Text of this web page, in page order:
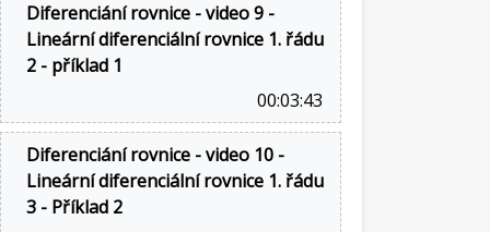
Diferenciání rovnice - video 9 -
Lineární diferenciální rovnice 1. řádu
2 - příklad 1
00:03:43
Diferenciání rovnice - video 10 -
Lineární diferenciální rovnice 1. řádu
3 - Příklad 2